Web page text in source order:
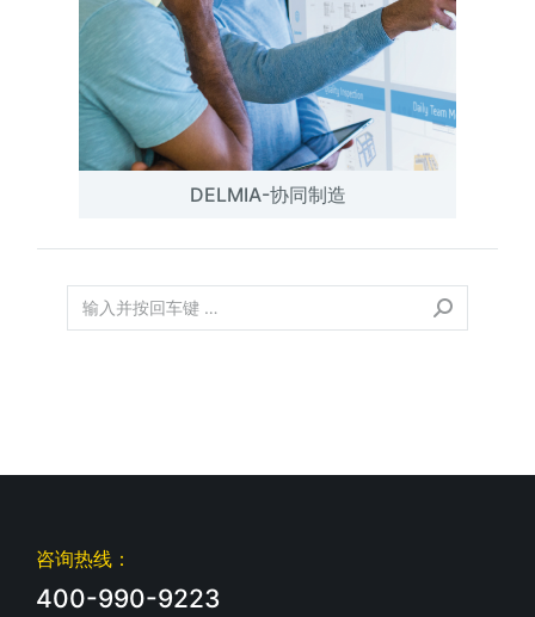
DELMIA-协同制造
咨询热线：
400-990-9223